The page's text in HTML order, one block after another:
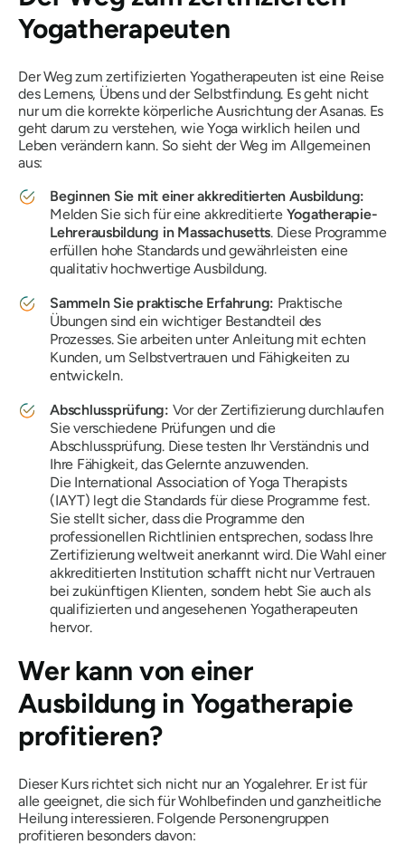
Yogatherapeuten
Der Weg zum zertifizierten Yogatherapeuten ist eine Reise
des Lernens, Übens und der Selbstfindung. Es geht nicht
nur um die korrekte körperliche Ausrichtung der Asanas. Es
geht darum zu verstehen, wie Yoga wirklich heilen und
Leben verändern kann. So sieht der Weg im Allgemeinen
aus:
Beginnen Sie mit einer akkreditierten Ausbildung:
Melden Sie sich für eine akkreditierte Yogatherapie-
Lehrerausbildung in Massachusetts. Diese Programme
erfüllen hohe Standards und gewährleisten eine
qualitativ hochwertige Ausbildung.
Sammeln Sie praktische Erfahrung: Praktische
Übungen sind ein wichtiger Bestandteil des
Prozesses. Sie arbeiten unter Anleitung mit echten
Kunden, um Selbstvertrauen und Fähigkeiten zu
entwickeln.
Abschlussprüfung: Vor der Zertifizierung durchlaufen
Sie verschiedene Prüfungen und die
Abschlussprüfung. Diese testen Ihr Verständnis und
Ihre Fähigkeit, das Gelernte anzuwenden.
Die International Association of Yoga Therapists
(IAYT) legt die Standards für diese Programme fest.
Sie stellt sicher, dass die Programme den
professionellen Richtlinien entsprechen, sodass Ihre
Zertifizierung weltweit anerkannt wird. Die Wahl einer
akkreditierten Institution schafft nicht nur Vertrauen
bei zukünftigen Klienten, sondern hebt Sie auch als
qualifizierten und angesehenen Yogatherapeuten
hervor.
Wer kann von einer
Ausbildung in Yogatherapie
profitieren?
Dieser Kurs richtet sich nicht nur an Yogalehrer. Er ist für
alle geeignet, die sich für Wohlbefinden und ganzheitliche
Heilung interessieren. Folgende Personengruppen
profitieren besonders davon: